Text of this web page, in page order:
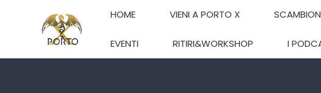
HOME VIENI A PORTO X
EVENTI RITIRI&WORKSHOP I